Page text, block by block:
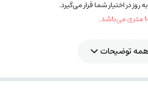
در اختیار شما قرار می‌گیرد.
مناسب و کیفیت جریان ورودی و خروجی را
توضیحات